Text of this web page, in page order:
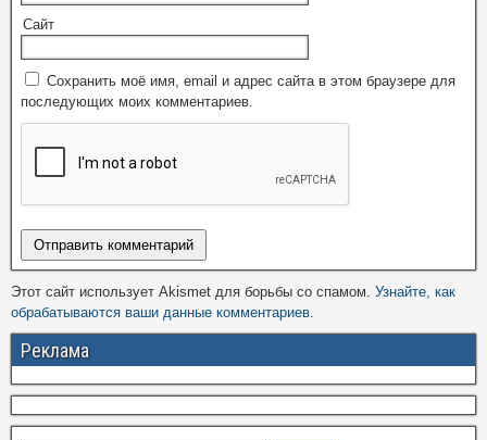
Сайт
Сохранить моё имя, email и адрес сайта в этом браузере для
последующих моих комментариев.
Этот сайт использует Akismet для борьбы со спамом. Узнайте, как
обрабатываются ваши данные комментариев.
Реклама